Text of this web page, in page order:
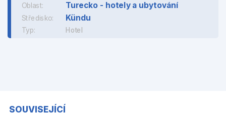
Oblast: Turecko - hotely a ubytování
Středisko: Kündu
Typ: Hotel
SOUVISEJÍCÍ